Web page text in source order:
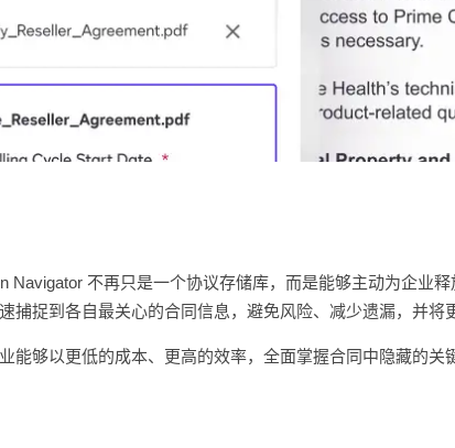
Navigator 不再只是一个协议存储库，而是能够主动为企业
捕捉到各自最关心的合同信息，避免风险、减少遗漏，并将
能够以更低的成本、更高的效率，全面掌握合同中隐藏的关